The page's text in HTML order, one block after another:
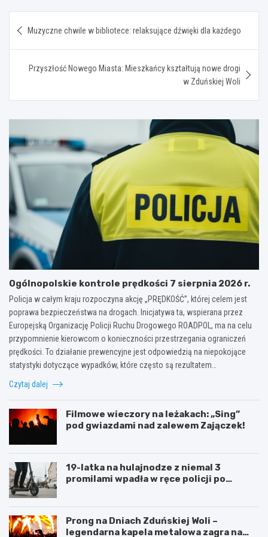
wpisu
Muzyczne chwile w bibliotece: relaksujące dźwięki dla każdego
Przyszłość Nowego Miasta: Mieszkańcy kształtują nowe drogi
w Zduńskiej Woli
Ogólnopolskie kontrole prędkości 7 sierpnia 2026 r.
Policja w całym kraju rozpoczyna akcję „PRĘDKOŚĆ”, której celem jest
poprawa bezpieczeństwa na drogach. Inicjatywa ta, wspierana przez
Europejską Organizację Policji Ruchu Drogowego ROADPOL, ma na celu
przypomnienie kierowcom o konieczności przestrzegania ograniczeń
prędkości. To działanie prewencyjne jest odpowiedzią na niepokojące
statystyki dotyczące wypadków, które często są rezultatem…
Czytaj dalej
Filmowe wieczory na leżakach: „Sing”
pod gwiazdami nad zalewem Zajączek!
19-latka na hulajnodze z niemal 3
promilami wpadła w ręce policji po
Prong na Dniach Zduńskiej Woli –
legendarna kapela metalowa zagra na